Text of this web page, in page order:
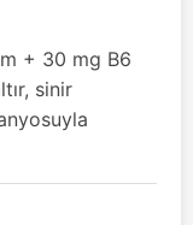
+ 30 mg B6
sinir